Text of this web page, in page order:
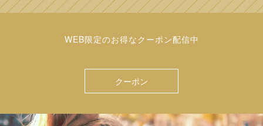
WEB限定のお得なクーポン配信中
クーポン